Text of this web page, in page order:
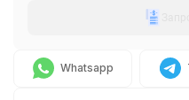
Whatsapp